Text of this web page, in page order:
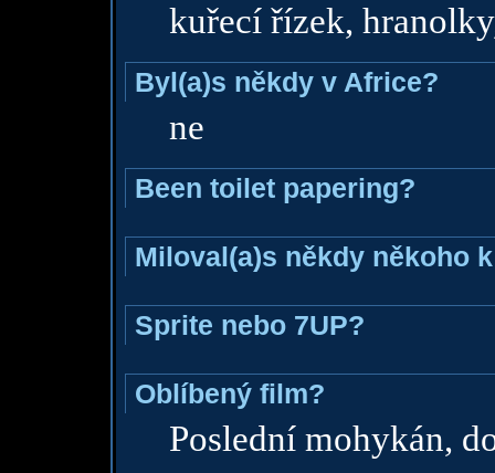
kuřecí řízek,
Byl(a)s někdy v Africe?
ne
Been toilet papering?
Miloval(a)s někdy někoho
Sprite nebo 7UP?
Oblíbený film?
Poslední mohykán,